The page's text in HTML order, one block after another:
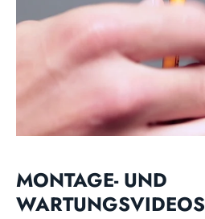
MONTAGE- UND
WARTUNGSVIDEOS